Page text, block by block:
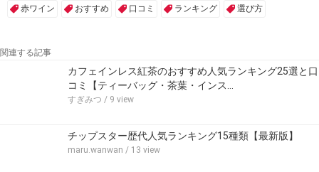
赤ワイン おすすめ 口コミ ランキング 選び方
関連する記事
カフェインレス紅茶のおすすめ人気ランキング25選と口
コミ【ティーバッグ・茶葉・インス…
すぎみつ / 9 view
チップスター歴代人気ランキング15種類【最新版】
maru.wanwan / 13 view